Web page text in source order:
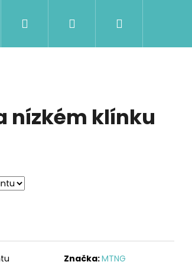
Přihlášení
nízkém klínku
Značka:MTNG